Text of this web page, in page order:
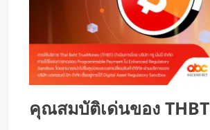
คุณสมบัติเด่นของ THBT